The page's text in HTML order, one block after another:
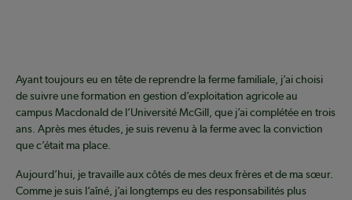
Ayant toujours eu en tête de reprendre la ferme familiale, j’ai choisi
de suivre une formation en gestion d’exploitation agricole au
campus Macdonald de l’Université McGill, que j’ai complétée en trois
ans. Après mes études, je suis revenu à la ferme avec la conviction
que c’était ma place.
Aujourd’hui, je travaille aux côtés de mes deux frères et de ma sœur.
Comme je suis l’aîné, j’ai longtemps eu des responsabilités plus